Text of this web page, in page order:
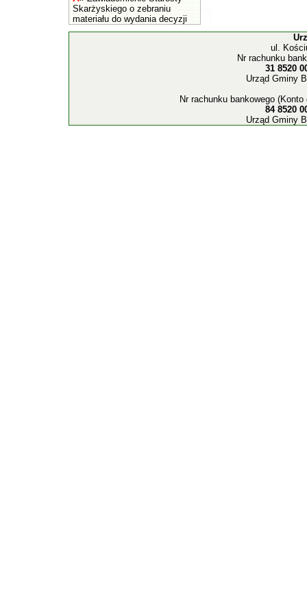
Skarżyskiego o zebraniu
materiału do wydania decyzji
ul.
Nr rachunku
31 8520
Urząd Gminy
Nr rachunku bankowego
84 8520
Urząd Gminy